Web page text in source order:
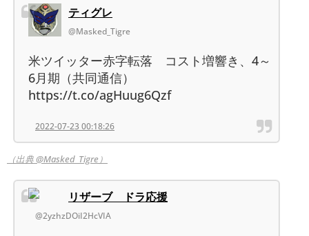
ティグレ
@Masked_Tigre
米ツイッター赤字転落 コスト増響き、4～
6月期（共同通信）
https://t.co/agHuug6Qzf
2022-07-23 00:18:26
（出典 @Masked_Tigre）
リザーブ ドラ応援
@2yzhzDOiI2HcVIA